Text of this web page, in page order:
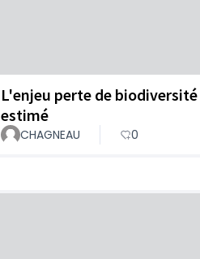
L'enjeu perte de
estimé
CHAGNEAU 0